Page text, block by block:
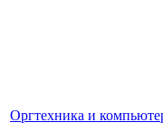
Оргтехника и